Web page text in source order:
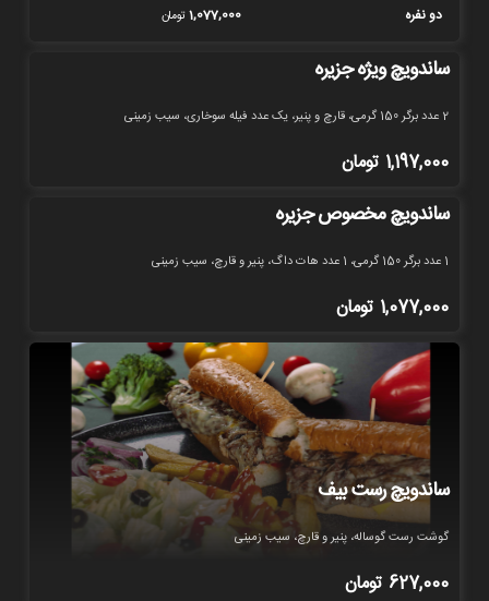
دو نفره 1,077,000تومان
ساندویچ ویژه جزیره
2 عدد برگر 150 گرمی، قارچ و پنیر، یک عدد فیله سوخاری، سیب زمینی
1,197,000 تومان
ساندویچ مخصوص جزیره
1 عدد برگر 150 گرمی، 1 عدد هات داگ، پنیر و قارچ، سیب زمینی
1,077,000 تومان
ساندویچ رست بیف
گوشت رست گوساله، پنیر و قارچ، سیب زمینی
627,000 تومان